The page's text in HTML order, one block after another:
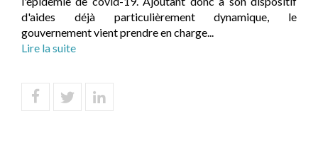
d'aides déjà particulièrement dynamique, le
gouvernement vient prendre en charge...
Lire la suite